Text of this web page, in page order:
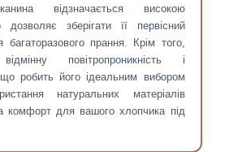
відзначається високою
дозволяє зберігати її первісний
багаторазового прання. Крім того,
повітропроникність і
що робить його ідеальним вибором
натуральних матеріалів
комфорт для вашого хлопчика під